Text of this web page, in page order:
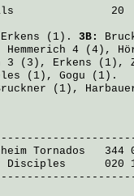
20
Erkens (1). 3B:
Hemmerich 4 (4),
3 (3), Erkens (1),
(1), Gogu (1).
(1),
Tornados
344
Disciples
020